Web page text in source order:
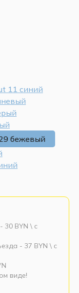
11 синий
бежевый
30 BYN \ c
- 37 BYN \ c
виде!